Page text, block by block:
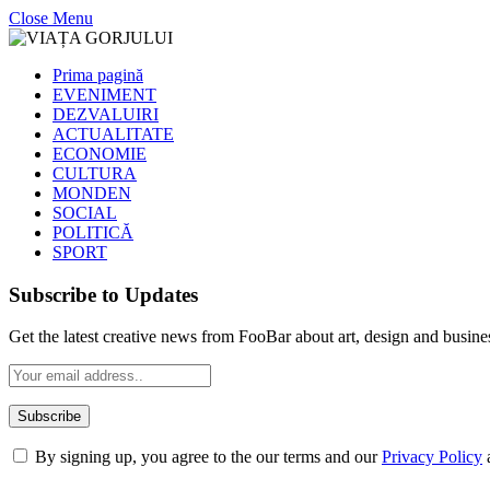
Close Menu
Prima pagină
EVENIMENT
DEZVALUIRI
ACTUALITATE
ECONOMIE
CULTURA
MONDEN
SOCIAL
POLITICĂ
SPORT
Subscribe to Updates
Get the latest creative news from FooBar about art, design and
By signing up, you agree to the our terms and ourPrivacy Policy